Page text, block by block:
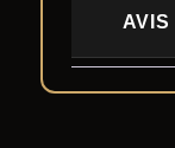
AVIS